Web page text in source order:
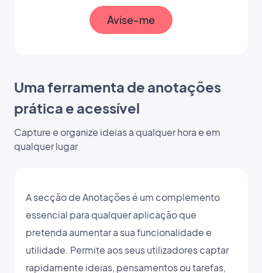
Avise-me
Uma ferramenta de anotações
prática e acessível
Capture e organize ideias a qualquer hora e em
qualquer lugar
A secção de Anotações é um complemento
essencial para qualquer aplicação que
pretenda aumentar a sua funcionalidade e
utilidade. Permite aos seus utilizadores captar
rapidamente ideias, pensamentos ou tarefas,